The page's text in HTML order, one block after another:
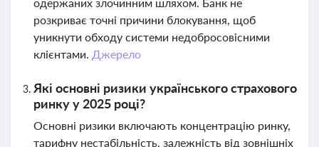
розкриває точні причини блокування, щоб
уникнути обходу системи недобросовісними
клієнтами. Джерело
Які основні ризики українського страхового
ринку у 2025 році?
Основні ризики включають концентрацію ринку,
тарифну нестабільність, залежність від зовнішніх